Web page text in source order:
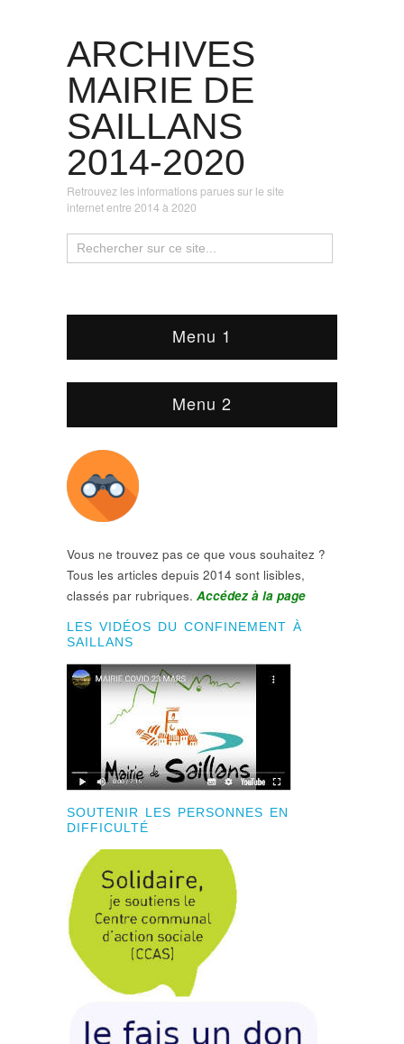
ARCHIVES
MAIRIE DE
SAILLANS
2014-2020
Retrouvez les informations parues sur le site
internet entre 2014 à 2020
Menu 1
Menu 2
Vous ne trouvez pas ce que vous souhaitez ?
Tous les articles depuis 2014 sont lisibles,
classés par rubriques. Accédez à la page
LES VIDÉOS DU CONFINEMENT À
SAILLANS
SOUTENIR LES PERSONNES EN
DIFFICULTÉ